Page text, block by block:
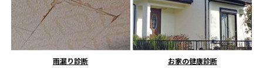
雨漏り診断 お家の健康診断